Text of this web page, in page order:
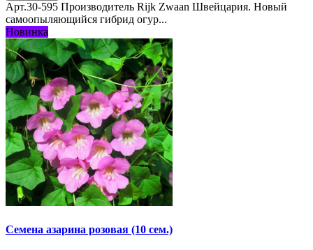
Арт.30-595 Производитель Rijk Zwaan Швейцария. Новый
самоопыляющийся гибрид огур...
Новинка
Семена азарина розовая (10 сем.)